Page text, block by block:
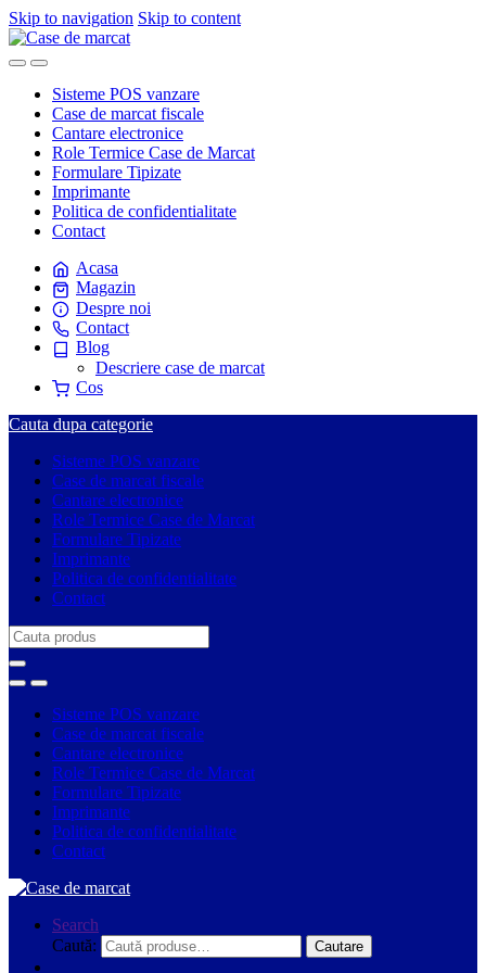
Skip to navigation Skip to content
Sisteme POS vanzare
Case de marcat fiscale
Cantare electronice
Role Termice Case de Marcat
Formulare Tipizate
Imprimante
Politica de confidentialitate
Contact
Acasa
Magazin
Despre noi
Contact
Blog
Descriere case de marcat
Cos
Cauta dupa categorie
Sisteme POS vanzare
Case de marcat fiscale
Cantare electronice
Role Termice Case de Marcat
Formulare Tipizate
Imprimante
Politica de confidentialitate
Contact
Search
for:
Sisteme POS vanzare
Case de marcat fiscale
Cantare electronice
Role Termice Case de Marcat
Formulare Tipizate
Imprimante
Politica de confidentialitate
Contact
Search
Caută:
Cautare